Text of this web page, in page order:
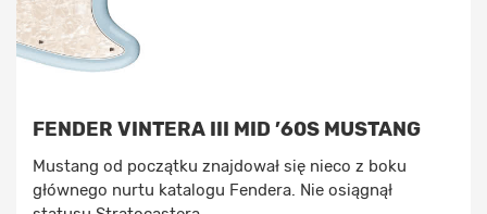
FENDER VINTERA III MID ’60S MUSTANG
Mustang od początku znajdował się nieco z boku
głównego nurtu katalogu Fendera. Nie osiągnął